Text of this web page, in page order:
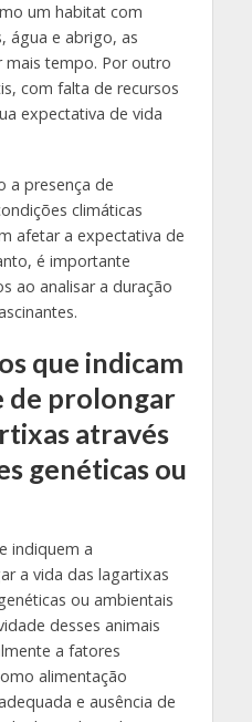
um habitat com
água e abrigo, as
mais tempo. Por outro
com falta de recursos
expectativa de vida
a presença de
climáticas
afetar a expectativa de
é importante
ao analisar a duração
que indicam
de prolongar
através
genéticas ou
indiquem a
a vida das lagartixas
ou ambientais
desses animais
a fatores
alimentação
e ausência de